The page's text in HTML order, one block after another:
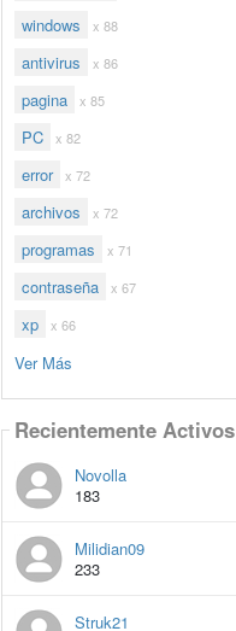
windows x 88
antivirus x 86
pagina x 85
PC x 82
error x 72
archivos x 72
programas x 71
contraseña x 67
xp x 66
Ver Más
Recientemente Activos
Novolla
183
Milidian09
233
Struk21